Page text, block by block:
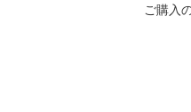
ご購入